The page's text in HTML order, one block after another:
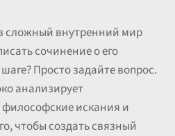
сложный внутренний мир
сочинение о его
Просто задайте вопрос.
анализирует
искания и
чтобы создать связный